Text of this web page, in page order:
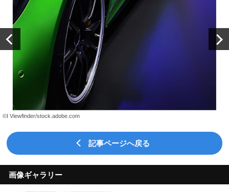
©︎I Viewfinder/stock.adobe.com
記事ページへ戻る
画像ギャラリー